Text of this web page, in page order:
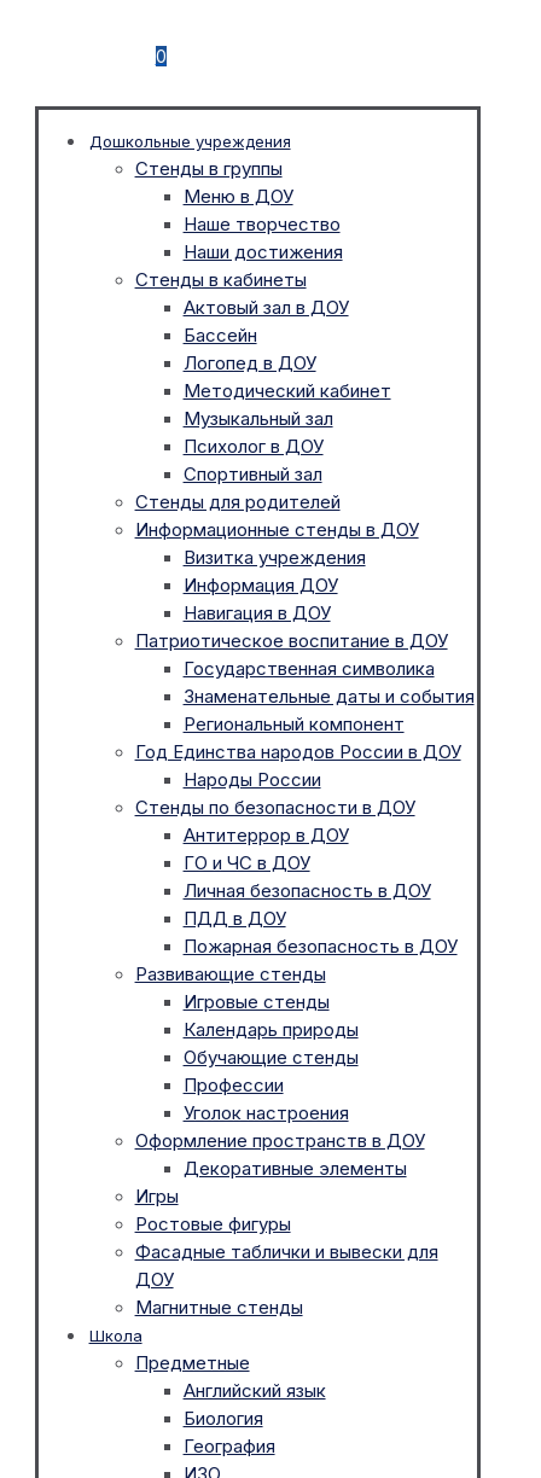
0
Дошкольные учреждения
Стенды в группы
Меню в ДОУ
Наше творчество
Наши достижения
Стенды в кабинеты
Актовый зал в ДОУ
Бассейн
Логопед в ДОУ
Методический кабинет
Музыкальный зал
Психолог в ДОУ
Спортивный зал
Стенды для родителей
Информационные стенды в ДОУ
Визитка учреждения
Информация ДОУ
Навигация в ДОУ
Патриотическое воспитание в ДОУ
Государственная символика
Знаменательные даты и события
Региональный компонент
Год Единства народов России в ДОУ
Народы России
Стенды по безопасности в ДОУ
Антитеррор в ДОУ
ГО и ЧС в ДОУ
Личная безопасность в ДОУ
ПДД в ДОУ
Пожарная безопасность в ДОУ
Развивающие стенды
Игровые стенды
Календарь природы
Обучающие стенды
Профессии
Уголок настроения
Оформление пространств в ДОУ
Декоративные элементы
Игры
Ростовые фигуры
Фасадные таблички и вывески для
ДОУ
Магнитные стенды
Школа
Предметные
Английский язык
Биология
География